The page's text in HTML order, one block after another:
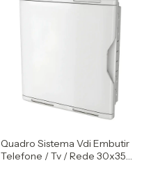
Quadro Sistema Vdi Embutir
Telefone / Tv / Rede 30x35